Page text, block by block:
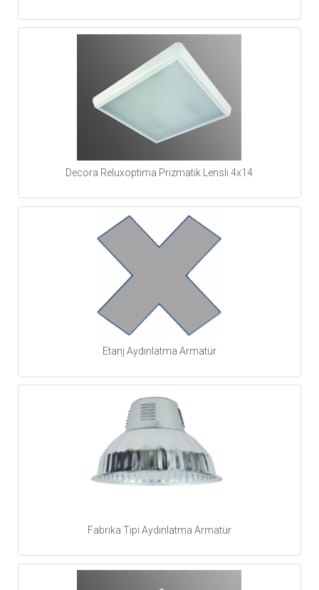
Decora Reluxoptima Prizmatik Lensli 4x14
Etanj Aydınlatma Armatür
Fabrika Tipi Aydınlatma Armatür